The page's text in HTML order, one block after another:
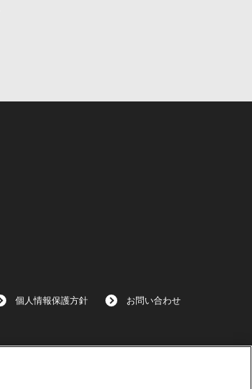
個人情報保護方針 お問い合わせ